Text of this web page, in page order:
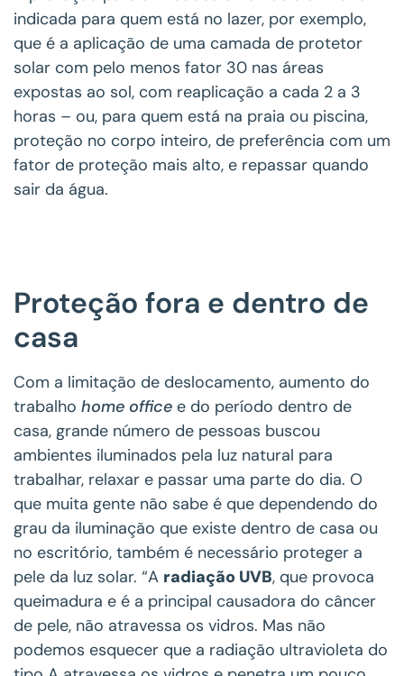
indicada para quem está no lazer, por exemplo,
que é a aplicação de uma camada de protetor
solar com pelo menos fator 30 nas áreas
expostas ao sol, com reaplicação a cada 2 a 3
horas – ou, para quem está na praia ou piscina,
proteção no corpo inteiro, de preferência com um
fator de proteção mais alto, e repassar quando
sair da água.
Proteção fora e dentro de
casa
Com a limitação de deslocamento, aumento do
trabalho home office e do período dentro de
casa, grande número de pessoas buscou
ambientes iluminados pela luz natural para
trabalhar, relaxar e passar uma parte do dia. O
que muita gente não sabe é que dependendo do
grau da iluminação que existe dentro de casa ou
no escritório, também é necessário proteger a
pele da luz solar. “A radiação UVB, que provoca
queimadura e é a principal causadora do câncer
de pele, não atravessa os vidros. Mas não
podemos esquecer que a radiação ultravioleta do